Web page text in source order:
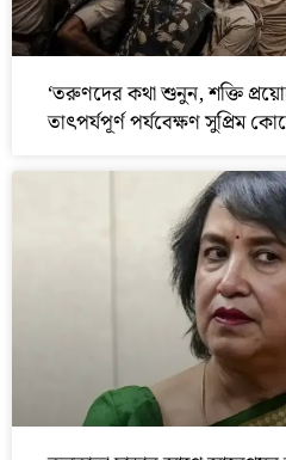
‘তরুণদের কথা শুনুন, শক্তি
তাৎপর্যপূর্ণ পর্যবেক্ষণ সুপ্রিম